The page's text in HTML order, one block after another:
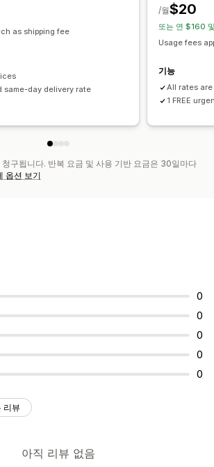
as shipping fee
same-day delivery rate
$20
/월
또는 연 $160
Usage fees
기능
All rates
1 FREE
구됩니다. 반복 요금 및 사용 기반 요금은 30일마다
옵션 보기
0
0
0
0
0
리뷰
아직 리뷰 없음